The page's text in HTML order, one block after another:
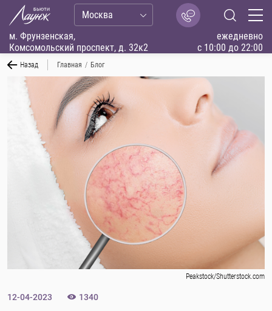
м. Фрунзенская,
Комсомольский проспект, д. 32к2
ежедневно
с 10:00 до 22:00
Москва
Назад Главная / Блог
Peakstock/Shutterstock.com
12-04-2023 1340